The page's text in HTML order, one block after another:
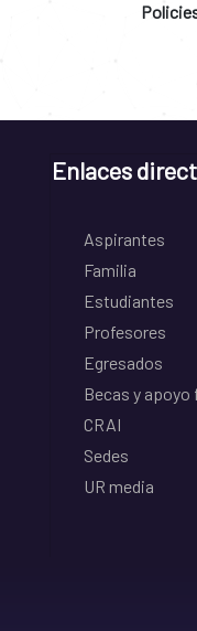
Enlaces
Aspirantes
Familia
Estudiantes
Profesores
Egresados
Becas y apoyo
CRAI
Sedes
UR media